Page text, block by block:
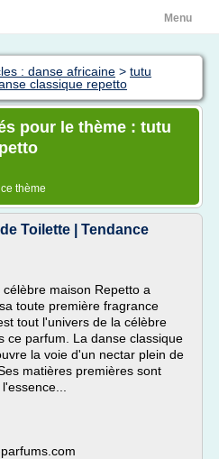
Menu
: danse africaine > tutu
classique repetto
pour le thème : tutu
thème
Toilette | Tendance
maison Repetto a
toute première fragrance
tout l'univers de la célèbre
ce parfum. La danse classique
la voie d'un nectar plein de
matières premières sont